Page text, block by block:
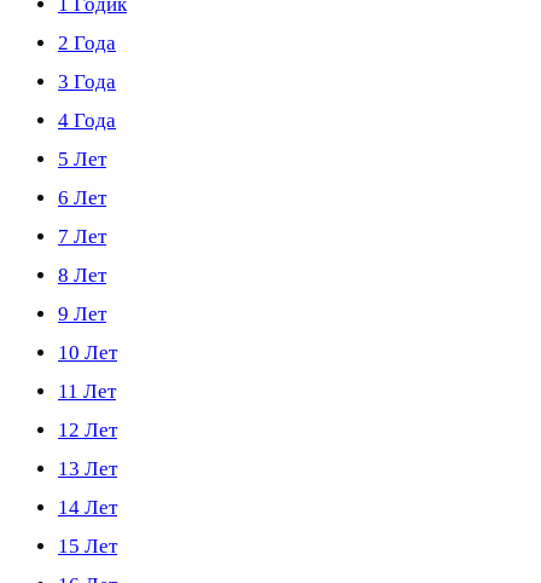
2 Года
3 Года
4 Года
5 Лет
6 Лет
7 Лет
8 Лет
9 Лет
10 Лет
11 Лет
12 Лет
13 Лет
14 Лет
15 Лет